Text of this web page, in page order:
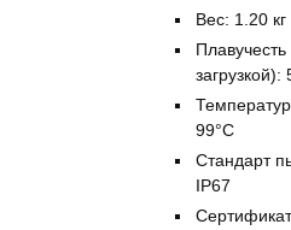
Вес: 1.20 кг
загрузкой):
99°C
Стандарт
IP67